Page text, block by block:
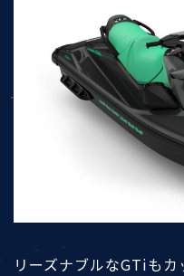
リーズナブルなGTiも